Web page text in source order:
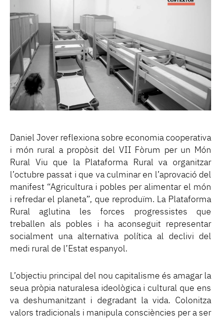
Daniel Jover reflexiona sobre economia cooperativa
i món rural a propòsit del VII Fòrum per un Món
Rural Viu que la Plataforma Rural va organitzar
l’octubre passat i que va culminar en l’aprovació del
manifest “Agricultura i pobles per alimentar el món
i refredar el planeta”, que reproduïm. La Plataforma
Rural aglutina les forces progressistes que
treballen als pobles i ha aconseguit representar
socialment una alternativa política al declivi del
medi rural de l’Estat espanyol.
L’objectiu principal del nou capitalisme és amagar la
seua pròpia naturalesa ideològica i cultural que ens
va deshumanitzant i degradant la vida. Colonitza
valors tradicionals i manipula consciències per a ser